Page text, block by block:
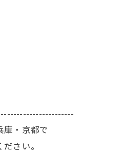
庫・京都で
さい。